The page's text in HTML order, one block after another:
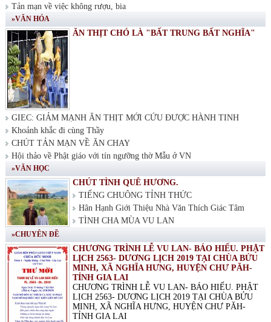
Tản mạn về việc không rượu, bia
»VĂN HÓA
ĂN THỊT CHÓ LÀ "BẤT TRUNG BẤT NGHĨA"
GIEC: GIẢM MẠNH ĂN THỊT MỚI CỨU ĐƯỢC HÀNH TINH
Khoảnh khắc đi cùng Thầy
CHÚT TẢN MẠN VỀ ĂN CHAY
Hội thảo về Phật giáo với tín ngưỡng thờ Mẫu ở VN
»VĂN HỌC
CHÚT TÌNH QUÊ HƯƠNG.
TIẾNG CHUÔNG TỈNH THỨC
Hân Hạnh Giới Thiệu Nhà Văn Thích Giác Tâm
TÌNH CHA MÙA VU LAN
»CHUYÊN ĐỀ
CHƯƠNG TRÌNH LỄ VU LAN- BÁO HIẾU. PHẬT
LỊCH 2563- DƯƠNG LỊCH 2019 TẠI CHÙA BỬU
MINH, XÃ NGHĨA HƯNG, HUYỆN CHƯ PĂH-
TỈNH GIA LAI
CHƯƠNG TRÌNH LỄ VU LAN- BÁO HIẾU. PHẬT
LỊCH 2563- DƯƠNG LỊCH 2019 TẠI CHÙA BỬU
MINH, XÃ NGHĨA HƯNG, HUYỆN CHƯ PĂH-
TỈNH GIA LAI